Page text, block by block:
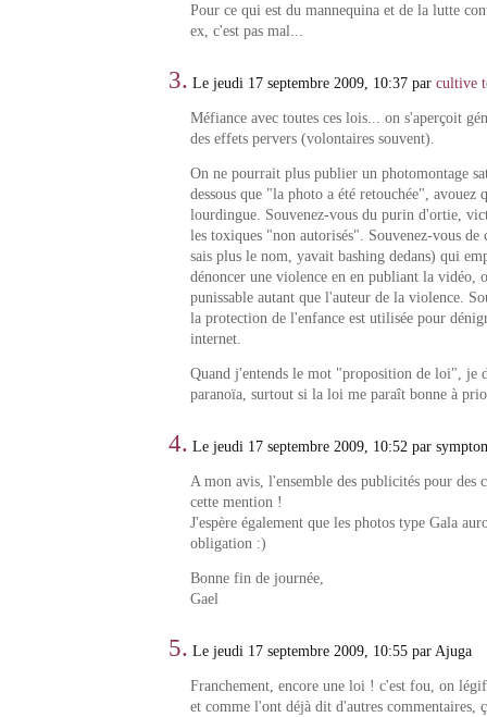
Pour ce qui est du mannequina et de la lutte
ex, c'est pas mal...
3. Le jeudi 17 septembre 2009, 10:37 parcultive
Méfiance avec toutes ces lois... on s'aperçoit
des effets pervers (volontaires souvent).
On ne pourrait plus publier un photomontage
dessous que "la photo a été retouchée", avouez
lourdingue. Souvenez-vous du purin d'ortie,
les toxiques "non autorisés". Souvenez-vous de
sais plus le nom, yavait bashing dedans) qui
dénoncer une violence en en publiant la vidéo,
punissable autant que l'auteur de la violence.
la protection de l'enfance est utilisée pour
internet.
Quand j'entends le mot "proposition de loi", je
paranoïa, surtout si la loi me paraît bonne à
4. Le jeudi 17 septembre 2009, 10:52 par
A mon avis, l'ensemble des publicités pour des
cette mention !
J'espère également que les photos type Gala
obligation :)
Bonne fin de journée,
Gael
5. Le jeudi 17 septembre 2009, 10:55 par Ajuga
Franchement, encore une loi ! c'est fou, on
et comme l'ont déjà dit d'autres commentaires,